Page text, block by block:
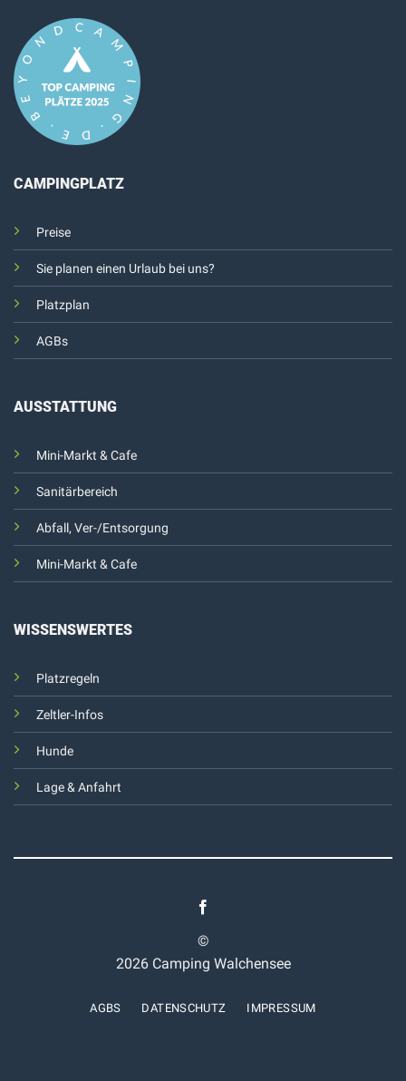
CAMPINGPLATZ
Preise
Sie planen einen Urlaub bei uns?
Platzplan
AGBs
AUSSTATTUNG
Mini-Markt & Cafe
Sanitärbereich
Abfall, Ver-/Entsorgung
Mini-Markt & Cafe
WISSENSWERTES
Platzregeln
Zeltler-Infos
Hunde
Lage & Anfahrt
©
2026 Camping Walchensee
AGBS DATENSCHUTZ IMPRESSUM